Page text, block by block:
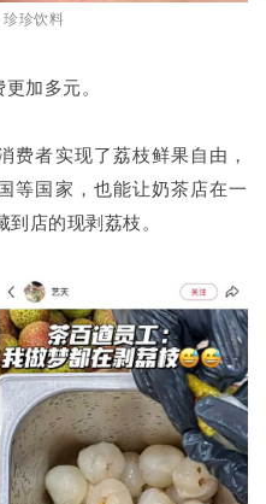
珍珍饮料
加多元。
费者实现了荔枝鲜果自由，
等国家，也能让奶茶店在一
店的现剥荔枝。